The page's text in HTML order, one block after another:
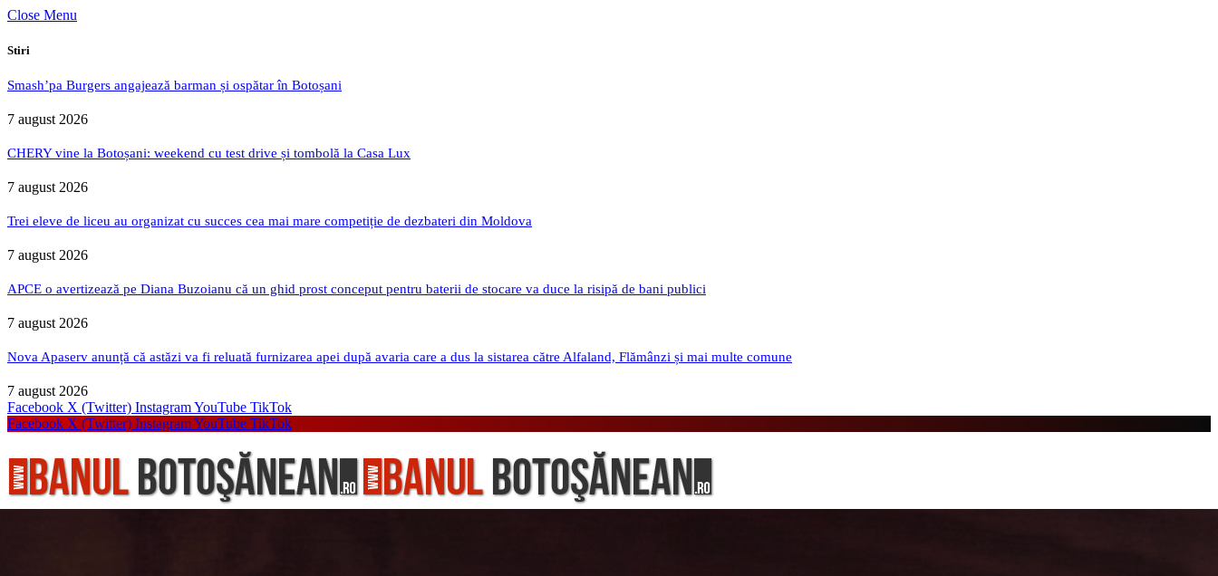
Close Menu
Stiri
Smash’pa Burgers angajează barman și ospătar în Botoșani
7 august 2026
CHERY vine la Botoșani: weekend cu test drive și tombolă la Casa Lux
7 august 2026
Trei eleve de liceu au organizat cu succes cea mai mare competiție de dezbateri din Moldova
7 august 2026
APCE o avertizează pe Diana Buzoianu că un ghid prost conceput pentru baterii de stocare va duce la risipă de bani publici
7 august 2026
Nova Apaserv anunță că astăzi va fi reluată furnizarea apei după avaria care a dus la sistarea către Alfaland, Flămânzi și mai multe comune
7 august 2026
Facebook X (Twitter) InstagramYouTube TikTok
Facebook X (Twitter) InstagramYouTube TikTok